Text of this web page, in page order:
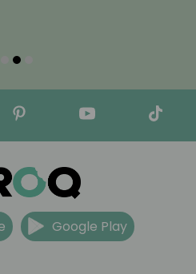
Google Play